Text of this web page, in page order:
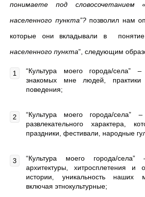
понимаете под словосочетанием
населенного пункта”? позволил нам
которые они вкладывали в
населенного пункта”, следующим
“Культура моего города/села”
знакомых мне людей, практики
поведения;
“Культура моего города/села”
развлекательного характера,
праздники, фестивали, народные
“Культура моего города/
архитектуры, хитросплетения и
истории, уникальность наших
включая этнокультурные;